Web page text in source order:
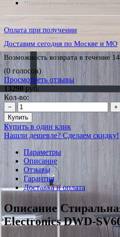
*Наличие уточняйте у менеджера
Оплата при получении
Доставим сегодня по Москве и МО
Возможность возврата в течение
(0 голосов)
Просмотреть отзывы
13290 руб.
Кол-во:
−
+
Купить
Купить в один клик
Нашли дешевле? Сделаем скидку!
Параметры
Описание
Отзывы
Гарантия
Доставка и оплата
Описание
Electronics DWD-